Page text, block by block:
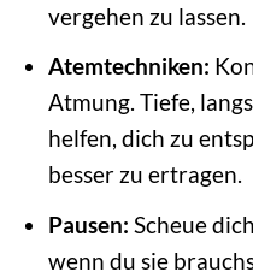
vergehen zu lassen.
Atemtechniken:
Atmung. Tiefe,
helfen, dich zu
besser zu ertragen.
Pausen: Scheue
wenn du sie